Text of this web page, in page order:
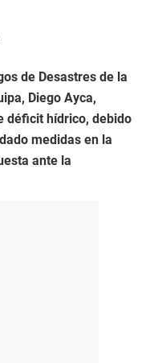
de Desastres de la
Diego Ayca,
déficit hídrico, debido
medidas en la
ante la